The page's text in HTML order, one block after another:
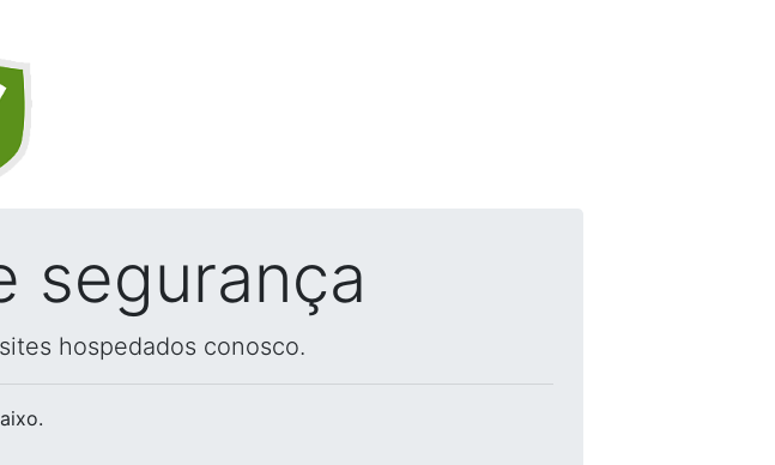
segurança
hospedados conosco.